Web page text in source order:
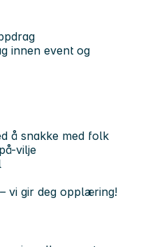
innen event og
å snakke med folk
vilje
vi gir deg opplæring!